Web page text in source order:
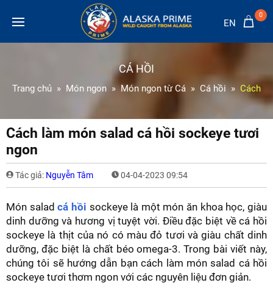
EN
0
CÁ HỒI
Trang chủ Món ngon Món ngon từ Cá Cá hồi Cách
Cách làm món salad cá hồi sockeye tươi
ngon
Tác giả: Nguyễn Tâm 04-04-2023 09:54
Món saladcá hồi sockeye là một món ăn khoa học, giàu
dinh dưỡng và hương vị tuyệt vời. Điều đặc biệt về cá hồi
sockeye là thịt của nó có màu đỏ tươi và giàu chất dinh
dưỡng, đặc biệt là chất béo omega-3. Trong bài viết này,
chúng tôi sẽ hướng dẫn bạn cách làm món salad cá hồi
sockeye tươi thơm ngon với các nguyên liệu đơn giản.